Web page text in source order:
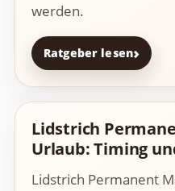
werden.
Ratgeber lesen
Lidstrich
Urlaub: Timing
Lidstrich Permanent